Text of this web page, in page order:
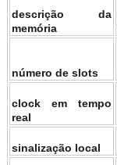
descrição da
memória
número de slots
clock em tempo
real
sinalização local